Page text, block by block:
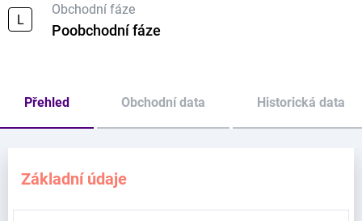
L
Obchodní fáze
Poobchodní fáze
Přehled Obchodní data Historická data
Základní údaje